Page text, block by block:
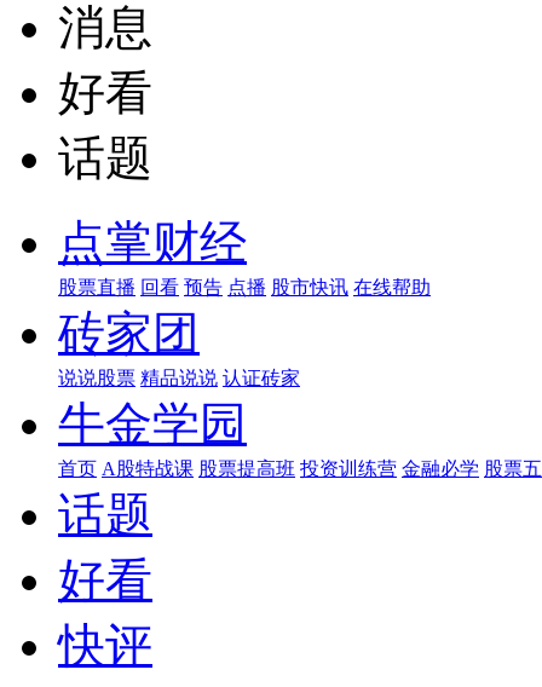
消息
好看
话题
点掌财经
股票直播 回看 预告 点播 股市快讯 在线帮助
砖家团
说说股票 精品说说 认证砖家
牛金学园
首页 A股特战课 股票提高班 投资训练营 金融必学 股票
话题
好看
快评